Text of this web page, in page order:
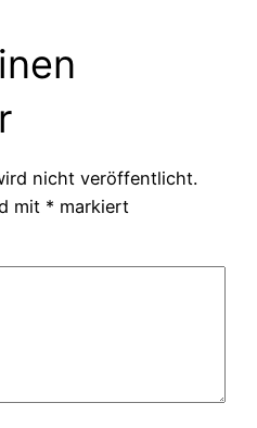
nicht veröffentlicht.
mit * markiert